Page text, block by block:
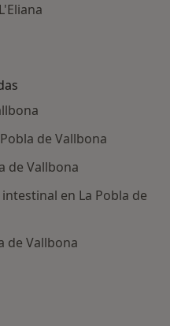
de Vallbona
de Vallbona
en La Pobla de
de Vallbona